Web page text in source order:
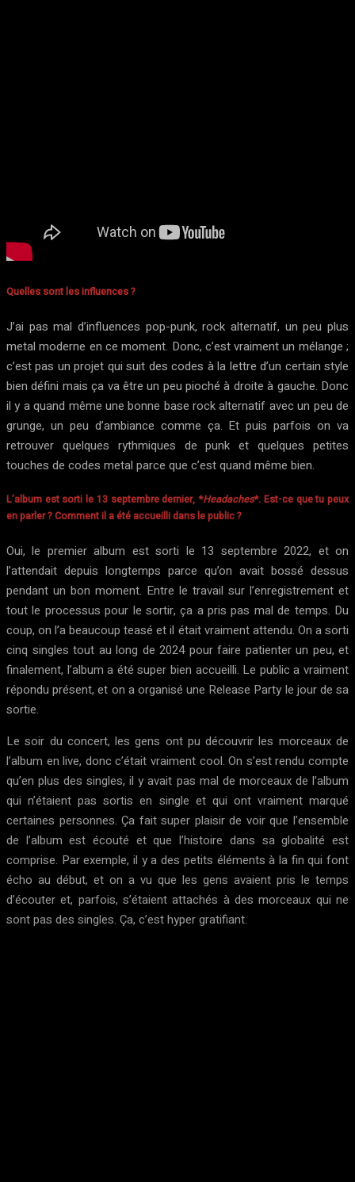
Quelles sont les influences ?
J’ai pas mal d’influences pop-punk, rock alternatif, un peu plus
metal moderne en ce moment. Donc, c’est vraiment un mélange ;
c’est pas un projet qui suit des codes à la lettre d’un certain style
bien défini mais ça va être un peu pioché à droite à gauche. Donc
il y a quand même une bonne base rock alternatif avec un peu de
grunge, un peu d’ambiance comme ça. Et puis parfois on va
retrouver quelques rythmiques de punk et quelques petites
touches de codes metal parce que c’est quand même bien.
L’album est sorti le 13 septembre dernier, *Headaches*. Est-ce que tu peux
en parler ? Comment il a été accueilli dans le public ?
Oui, le premier album est sorti le 13 septembre 2022, et on
l’attendait depuis longtemps parce qu’on avait bossé dessus
pendant un bon moment. Entre le travail sur l’enregistrement et
tout le processus pour le sortir, ça a pris pas mal de temps. Du
coup, on l’a beaucoup teasé et il était vraiment attendu. On a sorti
cinq singles tout au long de 2024 pour faire patienter un peu, et
finalement, l’album a été super bien accueilli. Le public a vraiment
répondu présent, et on a organisé une Release Party le jour de sa
sortie.
Le soir du concert, les gens ont pu découvrir les morceaux de
l’album en live, donc c’était vraiment cool. On s’est rendu compte
qu’en plus des singles, il y avait pas mal de morceaux de l’album
qui n’étaient pas sortis en single et qui ont vraiment marqué
certaines personnes. Ça fait super plaisir de voir que l’ensemble
de l’album est écouté et que l’histoire dans sa globalité est
comprise. Par exemple, il y a des petits éléments à la fin qui font
écho au début, et on a vu que les gens avaient pris le temps
d’écouter et, parfois, s’étaient attachés à des morceaux qui ne
sont pas des singles. Ça, c’est hyper gratifiant.